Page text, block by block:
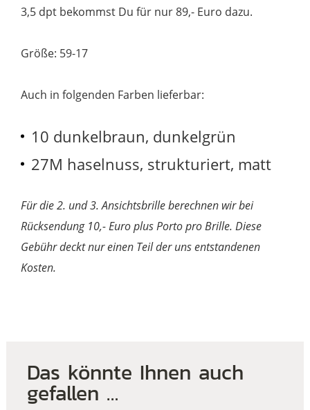
3,5 dpt bekommst Du für nur 89,- Euro dazu.
Größe: 59-17
Auch in folgenden Farben lieferbar:
10 dunkelbraun, dunkelgrün
27M haselnuss, strukturiert, matt
Für die 2. und 3. Ansichtsbrille berechnen wir bei
Rücksendung 10,- Euro plus Porto pro Brille. Diese
Gebühr deckt nur einen Teil der uns entstandenen
Kosten.
Das könnte Ihnen auch
gefallen …